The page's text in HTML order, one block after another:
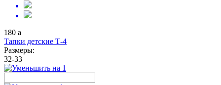
180 a
Тапки детские Т-4
Размеры:
32-33